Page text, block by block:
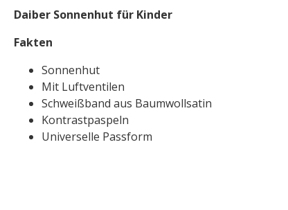
Daiber Sonnenhut für Kinder
Fakten
Sonnenhut
Mit Luftventilen
Schweißband aus Baumwollsatin
Kontrastpaspeln
Universelle Passform